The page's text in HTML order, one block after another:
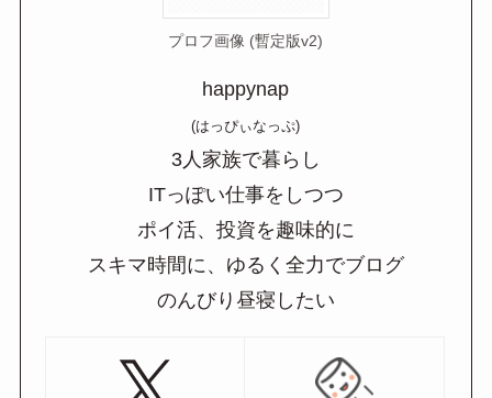
プロフ画像 (暫定版v2)
happynap
(はっぴぃなっぷ)
3人家族で暮らし
ITっぽい仕事をしつつ
ポイ活、投資を趣味的に
スキマ時間に、ゆるく全力でブログ
のんびり昼寝したい